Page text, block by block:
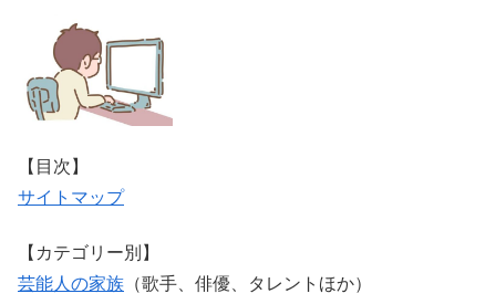
【目次】
サイトマップ
【カテゴリー別】
芸能人の家族 （歌手、俳優、タレントほか）